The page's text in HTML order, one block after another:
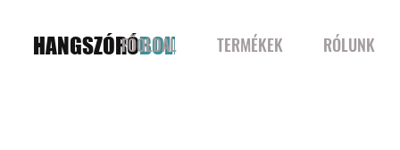
HANGSZÓRÓBOLT
FŐOLDAL TERMÉKEK RÓLUNK